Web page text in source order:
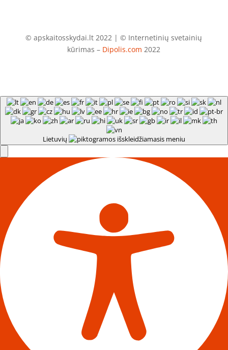
© apskaitosskydai.lt 2022 | © Internetinių svetainių
kūrimas – Dipolis.com 2022
Lietuvių